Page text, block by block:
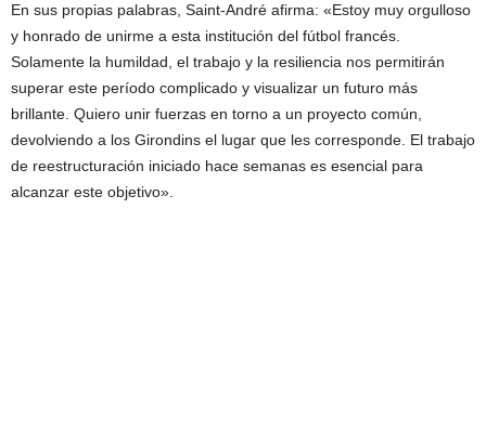
En sus propias palabras, Saint-André afirma: «Estoy muy orgulloso
y honrado de unirme a esta institución del fútbol francés.
Solamente la humildad, el trabajo y la resiliencia nos permitirán
superar este período complicado y visualizar un futuro más
brillante. Quiero unir fuerzas en torno a un proyecto común,
devolviendo a los Girondins el lugar que les corresponde. El trabajo
de reestructuración iniciado hace semanas es esencial para
alcanzar este objetivo».